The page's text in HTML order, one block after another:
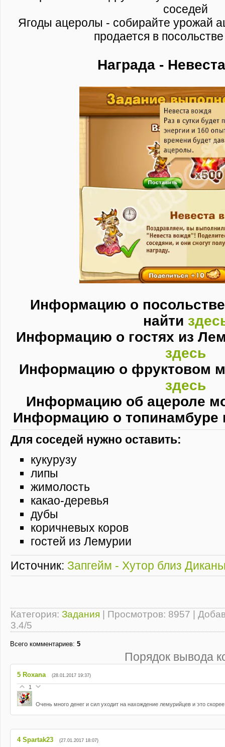
соседей
Ягоды ацеролы - собирайте урожай
продается в
Награда -
Информацию о
найти
Информацию о гостях из
здесь
Информацию о фруктовом
здесь
Информацию об ацероле
Информацию о топинамбуре
Для соседей нужно оставить:
кукурузу
липы
жимолость
какао-деревья
дубы
коричневых коров
гостей из Лемурии
Источник: Запгейм - Хутор близ
Категория: Задания Просмотров: 8957 |
3.4/5
Всего комментариев: 5
Порядок вывода
5 Roxana (28.01.2017 19:37)
1
Очень много денег и сил уходит на нахождение лемурийцев и это
4 Spartak23 (27.01.2017 18:07)